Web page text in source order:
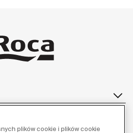
plików cookie i plików cookie